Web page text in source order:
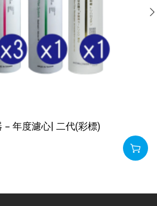
– 年度濾心| 二代(彩標)